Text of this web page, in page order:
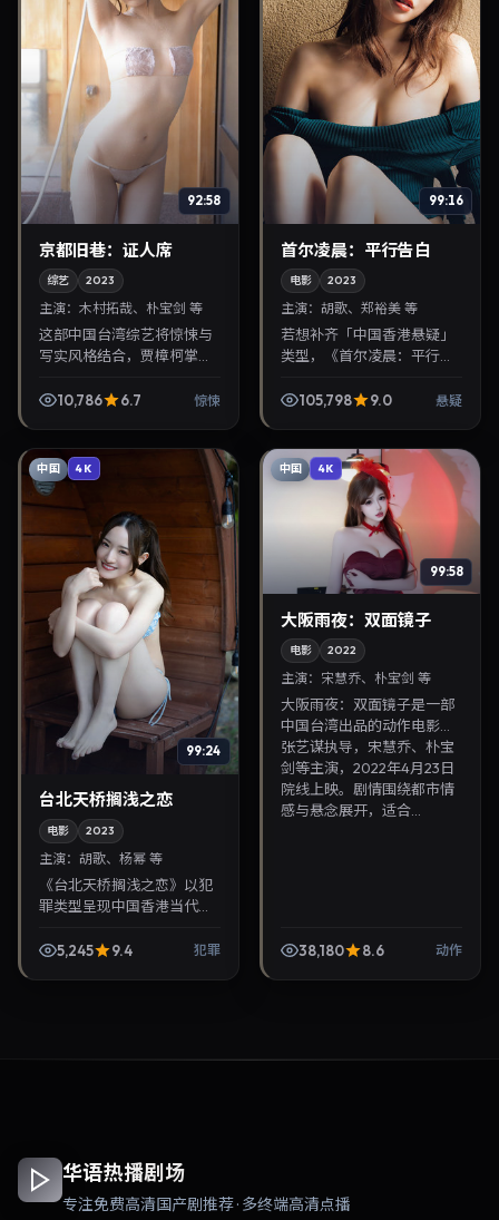
92:58
京都旧巷：证人席
综艺 2023
主演： 木村拓哉、朴宝剑 等
这部中国台湾综艺将惊悚与
写实风格结合，贾樟柯掌
主角。2023年1月27日与观
10,786 6.7 惊悚
99:16
首尔凌晨：平行告白
电影 2023
主演：胡歌、郑裕美 等
若想补齐「中国香港悬疑」
类型，《首尔凌晨：平行告
演，胡歌、郑裕美主演，
105,798 9.0 悬疑
中国 4K
99:24
台北天桥搁浅之恋
电影 2023
主演： 胡歌、杨幂 等
《台北天桥搁浅之恋》以犯
罪类型呈现中国香港当代故
歌、杨幂。2023年9月23日
5,245 9.4 犯罪
中国 4K
99:58
大阪雨夜：双面镜子
电影 2022
主演： 宋慧乔、朴宝剑 等
大阪雨夜：双面镜子是一部
中国台湾出品的动作电影，
张艺谋执导，宋慧乔、朴宝
剑等主演，2022年4月23日
院线上映。剧情围绕都市情
感与悬念展开，适合...
38,180 8.6 动作
华语热播剧场
专注免费高清国产剧推荐 · 多终端高清点播